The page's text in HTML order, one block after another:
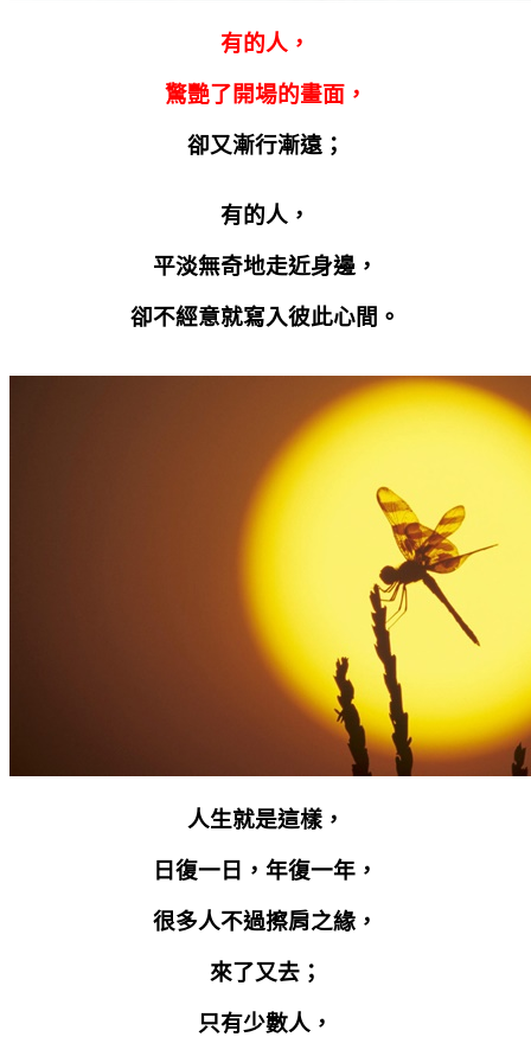
有的人，
驚艷了開場的畫面，
卻又漸行漸遠；
有的人，
平淡無奇地走近身邊，
卻不經意就寫入彼此心間。
人生就是這樣，
日復一日，年復一年，
很多人不過擦肩之緣，
來了又去；
只有少數人，